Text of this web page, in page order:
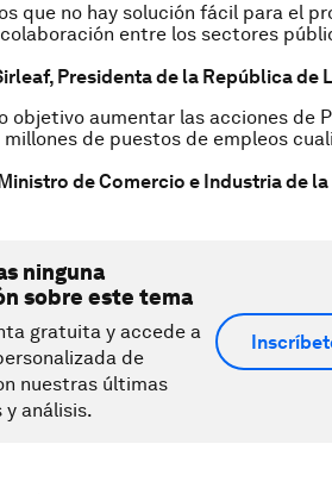
que no hay solución fácil para el
entre los sectores
Presidenta de la República de
objetivo aumentar las acciones de
millones de puestos de empleos
de Comercio e Industria de
ninguna
sobre este tema
gratuita y accede a
de
nuestras últimas
análisis.